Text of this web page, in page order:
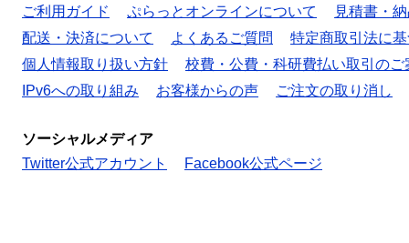
ご利用ガイド
ぷらっとオンラインについて
見積書・
配送・決済について
よくあるご質問
特定商取引法に
個人情報取り扱い方針
校費・公費・科研費払い取引のご
IPv6への取り組み
お客様からの声 ご注文の取り消し
ソーシャルメディア
Twitter公式アカウント
Facebook公式ページ